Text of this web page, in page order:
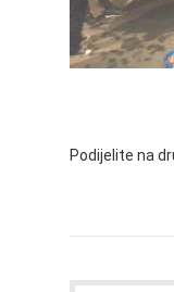
Podijelite na